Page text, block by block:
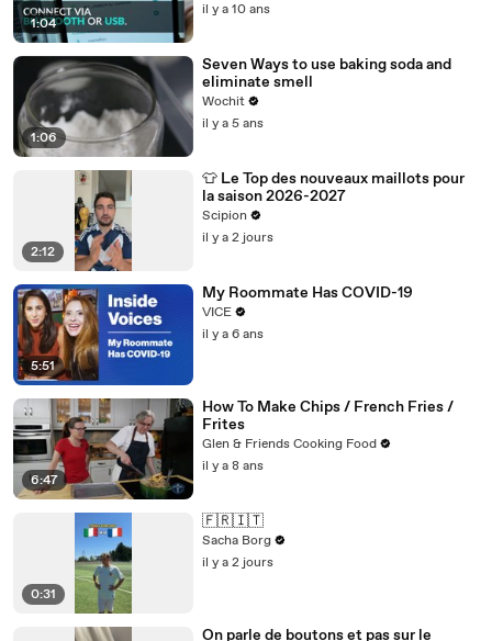
1:04
il y a 10 ans
1:06
Seven Ways to use baking soda and
eliminate smell
Wochit
il y a 5 ans
2:12
👕 Le Top des nouveaux maillots pour
la saison 2026-2027
Scipion
il y a 2 jours
5:51
My Roommate Has COVID-19
VICE
il y a 6 ans
6:47
How To Make Chips / French Fries /
Frites
Glen & Friends Cooking Food
il y a 8 ans
0:31
🇫🇷🇮🇹
Sacha Borg
il y a 2 jours
On parle de boutons et pas sur le